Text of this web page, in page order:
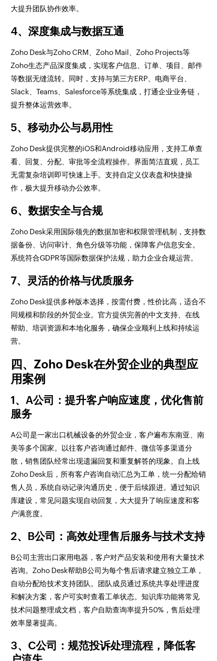
大提升团队协作效率。
4、深度集成与数据互通
Zoho Desk与Zoho CRM、Zoho Mail、Zoho Projects等
Zoho生态产品深度集成，实现客户信息、订单、项目、邮件
等数据无缝流转。同时，支持与第三方ERP、电商平台、
Slack、Teams、Salesforce等系统集成，打通企业业务链，
提升整体运营效率。
5、移动办公与易用性
Zoho Desk提供完整的iOS和Android移动应用，支持工单查
看、回复、分配、审批等全流程操作。界面简洁直观，员工
无需复杂培训即可快速上手。支持自定义仪表盘和快捷操
作，极大提升移动办公效率。
6、数据安全与合规
Zoho Desk采用国际领先的数据加密和权限管理机制，支持数
据备份、访问审计、角色分级等功能，保障客户信息安全。
系统符合GDPR等国际数据保护法规，助力企业合规运营。
7、灵活的价格与优质服务
Zoho Desk提供多种版本选择，按需付费，性价比高，适合不
同规模和阶段的外贸企业。官方提供完善的中文支持、在线
帮助、培训资源和本地化服务，确保企业顺利上线和持续运
营。
四、Zoho Desk在外贸企业的典型应
用案例
1、A公司：提升客户响应速度，优化售前
服务
A公司是一家出口机械设备的外贸企业，客户遍布东南亚、南
美等多个国家。以往客户咨询通过邮件、微信等多渠道分
散，销售团队经常出现遗漏回复和重复解答的现象。自上线
Zoho Desk后，所有客户咨询自动汇总为工单，统一分配给销
售人员，系统自动记录沟通历史，便于后续跟进。通过知识
库建设，常见问题实现自动回复，大大提升了响应速度和客
户满意度。
2、B公司：高效处理售后服务与技术支持
B公司主营出口家用电器，客户对产品安装和使用有大量技术
咨询。Zoho Desk帮助B公司为每个售后请求建立独立工单，
自动分配给技术支持团队。团队成员通过系统共享处理进度
和解决方案，客户可实时查看工单状态。知识库功能将常见
技术问题整理成文档，客户自助查询率提升50%，售后处理
效率显著提高。
3、C公司：规范投诉处理流程，降低客